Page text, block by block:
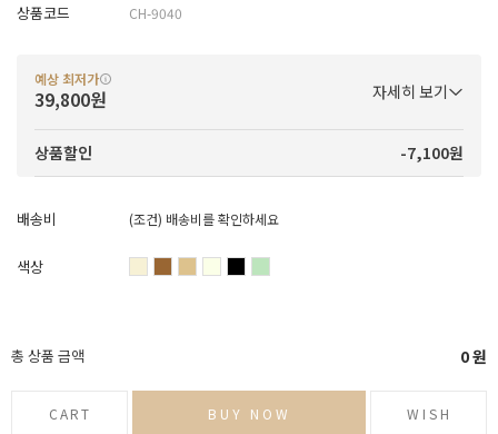
상품코드 CH-9040
예상 최저가
39,800원 자세히 보기
상품할인 -7,100원
배송비 (조건) 배송비를 확인하세요
색상
총 상품 금액 0원
CART BUY NOW WISH